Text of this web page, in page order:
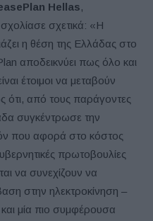
Hellas,
σχολίασε σχετικά: «Η
η θέση της Ελλάδας στο
αποδεικνύει πως όλο και
έτοιμοι να μεταβούν
ότι, από τους παράγοντες
συγκέντρωσε την
που αφορά στο κόστος
πρωτοβουλίες
να συνεχίζουν να
στην ηλεκτροκίνηση –
μία πιο συμφέρουσα